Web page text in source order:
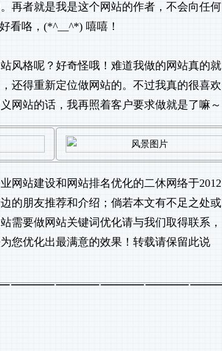
再者就是我是这个网站的作者，不会向任何
看咯，(*^__^*) 嘻嘻！
风格呢？好奇怪哦！难道我做的网站真的就
还得重新定位做网站的。不过我真的很喜欢
网站的话，我再照着客户要求做就是了嘛～
网站建设和 网站排名优化的二休网络于2012
的朋友推荐和介绍；倘若本文有不足之处或
需要做 网站关键词优化请与我们取得联系，
您优化出最满意的效果！转载请保留此说